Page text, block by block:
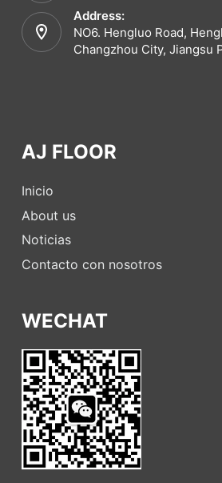
Address:
NO6. Hengluo Road,
Changzhou City, Jiangsu
AJ FLOOR
Inicio
About us
Noticias
Contacto con nosotros
WECHAT